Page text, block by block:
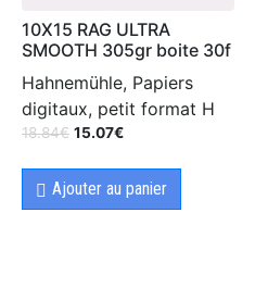
10X15 RAG ULTRA
SMOOTH 305gr boite 30f
Hahnemühle, Papiers
digitaux, petit format H
18.84€ 15.07€
Ajouter au panier